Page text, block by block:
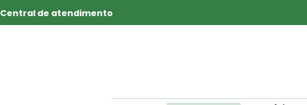
Central de atendimento